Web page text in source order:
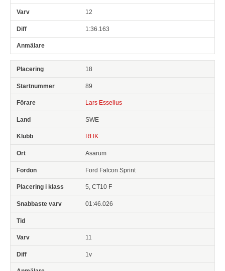
12
1:36.163
18
89
Lars Esselius
SWE
RHK
Asarum
Ford Falcon Sprint
5, CT10 F
01:46.026
11
1v